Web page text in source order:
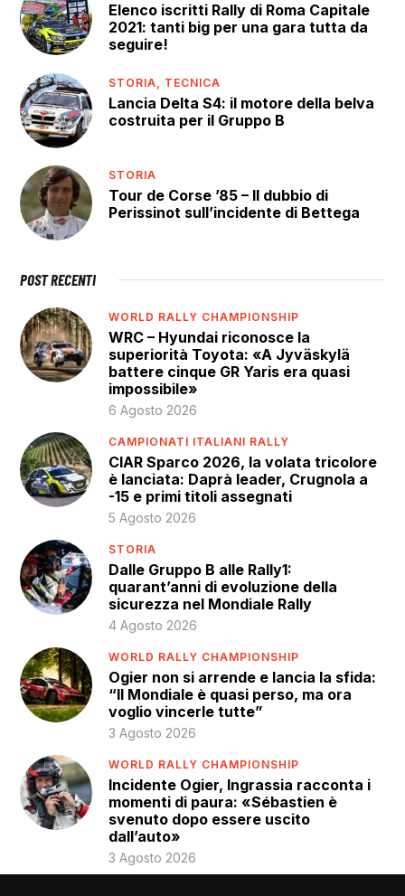
Elenco iscritti Rally di Roma Capitale
2021: tanti big per una gara tutta da
seguire!
STORIA, TECNICA
Lancia Delta S4: il motore della belva
costruita per il Gruppo B
STORIA
Tour de Corse ’85 – Il dubbio di
Perissinot sull’incidente di Bettega
POST RECENTI
WORLD RALLY CHAMPIONSHIP
WRC – Hyundai riconosce la
superiorità Toyota: «A Jyväskylä
battere cinque GR Yaris era quasi
impossibile»
6 Agosto 2026
CAMPIONATI ITALIANI RALLY
CIAR Sparco 2026, la volata tricolore
è lanciata: Daprà leader, Crugnola a
-15 e primi titoli assegnati
5 Agosto 2026
STORIA
Dalle Gruppo B alle Rally1:
quarant’anni di evoluzione della
sicurezza nel Mondiale Rally
4 Agosto 2026
WORLD RALLY CHAMPIONSHIP
Ogier non si arrende e lancia la sfida:
“Il Mondiale è quasi perso, ma ora
voglio vincerle tutte”
3 Agosto 2026
WORLD RALLY CHAMPIONSHIP
Incidente Ogier, Ingrassia racconta i
momenti di paura: «Sébastien è
svenuto dopo essere uscito
dall’auto»
3 Agosto 2026